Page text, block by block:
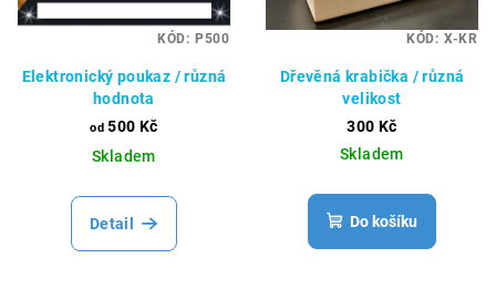
Elektronický poukaz / různá
hodnota
od 500 Kč
Skladem
Detail
KÓD: P500
Dřevěná krabička / různá
velikost
300 Kč
Skladem
Do košíku
KÓD: X-KR